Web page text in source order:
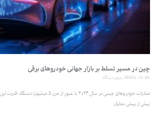
چین در مسیر تسلط بر بازار جهانی خودروهای برقی
2024-12-04 بدون دیدگاه
صادرات خودروهای چینی در سال ۲۰۲۴ با عبور از
بیش از پیش نمایان